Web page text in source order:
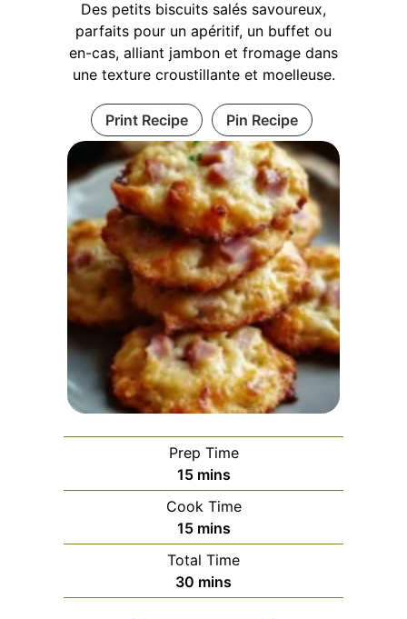
Des petits biscuits salés savoureux,
parfaits pour un apéritif, un buffet ou
en-cas, alliant jambon et fromage dans
une texture croustillante et moelleuse.
Print Recipe Pin Recipe
Prep Time
15minutes
mins
Cook Time
15minutes
mins
Total Time
30 minutes
mins